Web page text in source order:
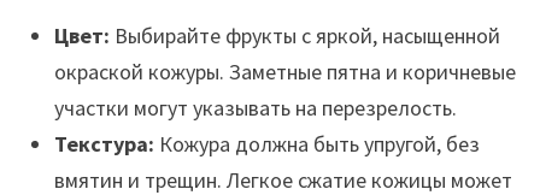
Цвет: Выбирайте фрукты с яркой, насыщенной
окраской кожуры. Заметные пятна и коричневые
участки могут указывать на перезрелость.
Текстура: Кожура должна быть упругой, без
вмятин и трещин. Легкое сжатие кожицы может